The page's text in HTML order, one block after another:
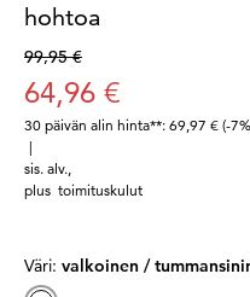
hohtoa
99,95 €
64,96 €
30 päivän alin hinta**: 69,97 € (-
|
sis. alv.
plus toimituskulut
Väri: valkoinen /